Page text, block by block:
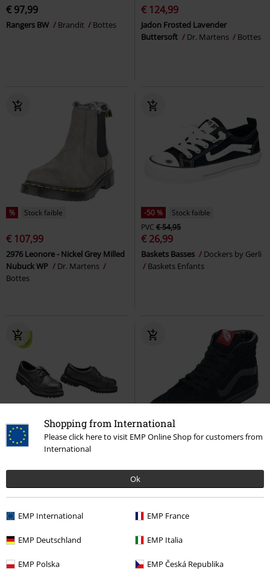
Shopping from International
Please click here to visit EMP Online Shop for customers from
International
Ok
EMP International EMP France
EMP Deutschland EMP Italia
EMP Polska EMP Česká Republika
€ 97,99
Rangers BW Brandit Bottes
€ 124,99
Jadon Frosted Lavender
Buttersoft
Dr. Martens Bottes
% Stock faible
€ 107,99
2976 Leonore - Nickel Grey Milled
Nubuck WP
Dr. Martens
Bottes
-50 %
Stock faible
PVC € 54,95
€ 26,99
Baskets Basses
Dockers by Gerli
Baskets Enfants
% Stock faible
€ 43,99
Brandit
Chaussures à lacets
€ 107,99